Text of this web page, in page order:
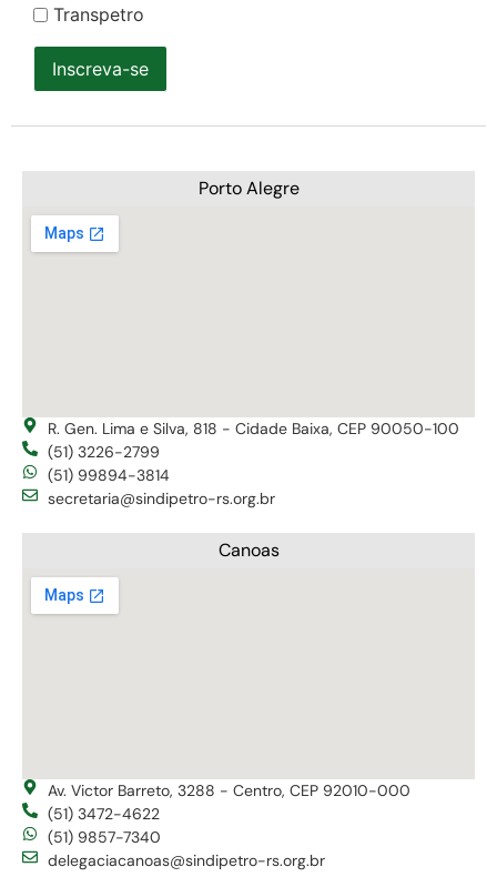
Transpetro
Inscreva-se
Porto Alegre
R. Gen. Lima e Silva, 818 - Cidade Baixa, CEP 90050-100
(51) 3226-2799
(51) 99894-3814
secretaria@sindipetro-rs.org.br
Canoas
Av. Victor Barreto, 3288 - Centro, CEP 92010-000
(51) 3472-4622
(51) 9857-7340
delegaciacanoas@sindipetro-rs.org.br